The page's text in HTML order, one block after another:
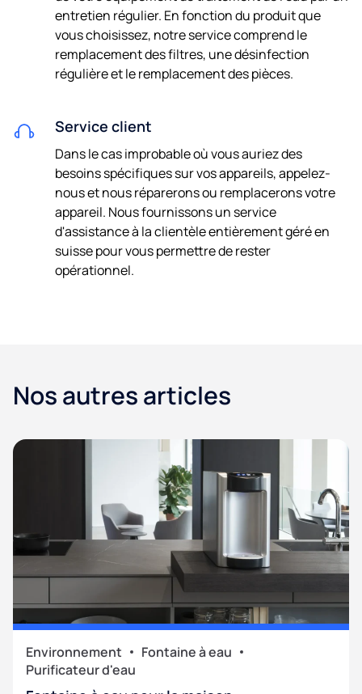
entretien régulier. En fonction du produit que
vous choisissez, notre service comprend le
remplacement des filtres, une désinfection
régulière et le remplacement des pièces.
Service client
Dans le cas improbable où vous auriez des
besoins spécifiques sur vos appareils, appelez-
nous et nous réparerons ou remplacerons votre
appareil. Nous fournissons un service
d'assistance à la clientèle entièrement géré en
suisse pour vous permettre de rester
opérationnel.
Nos autres articles
Environnement
Fontaine à eau
Purificateur d'eau